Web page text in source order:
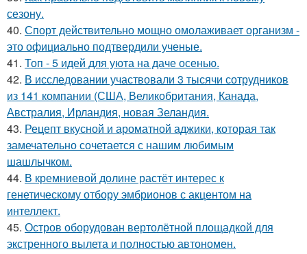
сезону.
40. Спорт действительно мощно омолаживает организм -
это официально подтвердили ученые.
41. Топ - 5 идей для уюта на даче осенью.
42. В исследовании участвовали 3 тысячи сотрудников
из 141 компании (США, Великобритания, Канада,
Австралия, Ирландия, новая Зеландия.
43. Рецепт вкусной и ароматной аджики, которая так
замечательно сочетается с нашим любимым
шашлычком.
44. В кремниевой долине растёт интерес к
генетическому отбору эмбрионов с акцентом на
интеллект.
45. Остров оборудован вертолётной площадкой для
экстренного вылета и полностью автономен.